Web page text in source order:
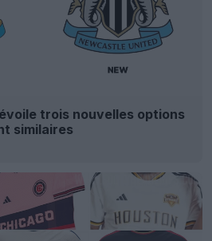
trois nouvelles options
similaires